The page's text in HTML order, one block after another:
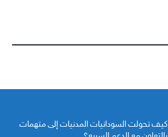
كيف تحولت السودانيات المدنيات إلى متهمات